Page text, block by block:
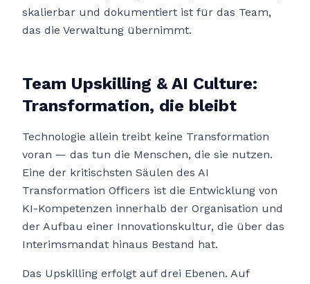
skalierbar und dokumentiert ist für das Team,
das die Verwaltung übernimmt.
Team Upskilling & AI Culture:
Transformation, die bleibt
Technologie allein treibt keine Transformation
voran — das tun die Menschen, die sie nutzen.
Eine der kritischsten Säulen des AI
Transformation Officers ist die Entwicklung von
KI-Kompetenzen innerhalb der Organisation und
der Aufbau einer Innovationskultur, die über das
Interimsmandat hinaus Bestand hat.
Das Upskilling erfolgt auf drei Ebenen. Auf